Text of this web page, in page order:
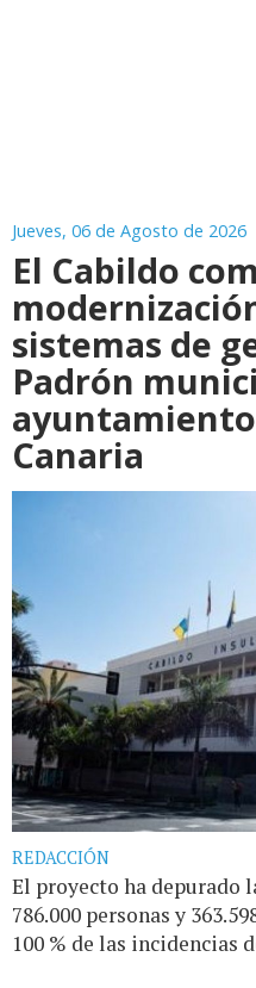
Jueves, 06 de Agosto de 2026
El Cabildo
sistemas de
Padrón
Canaria
REDACCIÓN
El proyecto ha depurado
786.000 personas y
100 % de las incidencias